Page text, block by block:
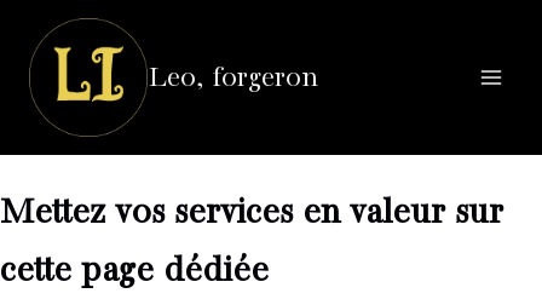
contenu
Leo, forgeron
Mettez vos services en valeur sur
cette page dédiée